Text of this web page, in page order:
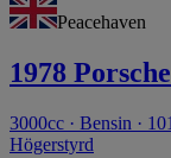
Peacehaven
1978
3000cc · Bensin ·
Högerstyrd